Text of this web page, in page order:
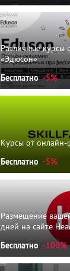
Различные курсы
«Эдюсон»
Бесплатно -5%
Курсы от
Бесплатно -5%
Размещение
дней на сайте
Бесплатно -100%